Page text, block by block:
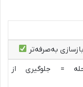
به‌صرفه‌تر
= جلوگیری از